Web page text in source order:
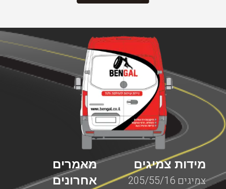
מאמרים
אחרונים
מידות צמיגים
צמיגים 205/55/16